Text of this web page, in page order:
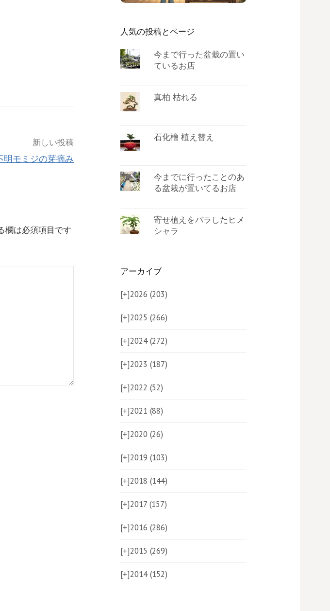
新しい投稿
明モミジの芽摘み
欄は必須項目です
人気の投稿とページ
今まで行った盆栽の置い
ているお店
真柏 枯れる
石化檜 植え替え
今までに行ったことのあ
る盆栽が置いてるお店
寄せ植えをバラしたヒメ
シャラ
アーカイブ
[+]2026 (203)
[+]2025 (266)
[+]2024 (272)
[+]2023 (187)
[+]2022 (52)
[+]2021 (88)
[+]2020 (26)
[+]2019 (103)
[+]2018 (144)
[+]2017 (157)
[+]2016 (286)
[+]2015 (269)
[+]2014 (152)